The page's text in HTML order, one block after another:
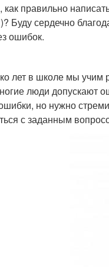
правильно
Буду сердечно
ошибок.
лет в школе мы учим
люди допускают
но нужно
с заданным